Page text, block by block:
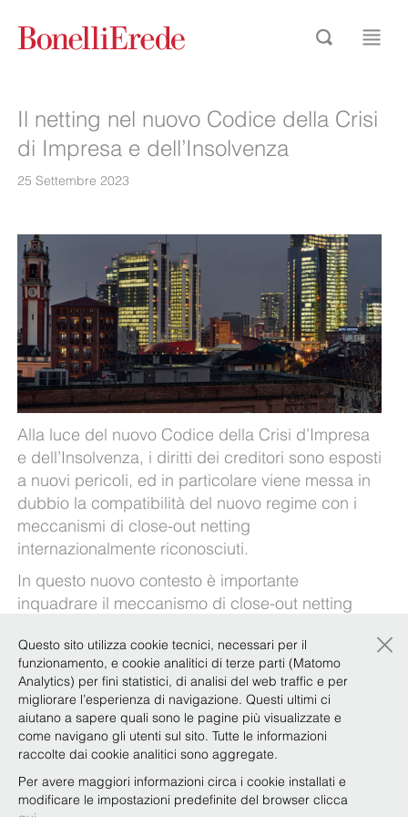
Il netting nel nuovo Codice della Crisi
di Impresa e dell’Insolvenza
25 Settembre 2023
Alla luce del nuovo Codice della Crisi d’Impresa
e dell’Insolvenza, i diritti dei creditori sono esposti
a nuovi pericoli, ed in particolare viene messa in
dubbio la compatibilità del nuovo regime con i
meccanismi di close-out netting
internazionalmente riconosciuti.
In questo nuovo contesto è importante
inquadrare il meccanismo di close-out netting
operative che potrebbero derivarne, quale ad
esempio la tutela del diritto a risolvere i contratti
pendenti, nonché i principali rischi.
Il nostroFocus Team Debt Capital Markets
affronta il tema e, grazie all’esperienza maturata
negli anni, illustra gli eventuali possibili rimedi nel
documento disponibilequi.
Questo sito utilizza cookie tecnici, necessari per il
funzionamento, e cookie analitici di terze parti (Matomo
Analytics) per fini statistici, di analisi del web traffic e per
migliorare l’esperienza di navigazione. Questi ultimi ci
aiutano a sapere quali sono le pagine più visualizzate e
come navigano gli utenti sul sito. Tutte le informazioni
raccolte dai cookie analitici sono aggregate.
Per avere maggiori informazioni circa i cookie installati e
modificare le impostazioni predefinite del browser clicca
×